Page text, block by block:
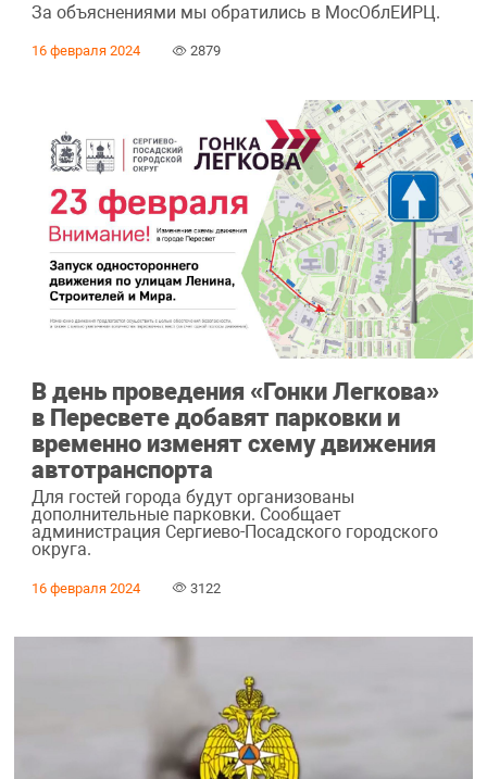
За объяснениями мы обратились в МосОблЕИРЦ.
16 февраля 2024 2879
В день проведения «Гонки Легкова»
в Пересвете добавят парковки и
временно изменят схему движения
автотранспорта
Для гостей города будут организованы
дополнительные парковки. Сообщает
администрация Сергиево-Посадского городского
округа.
16 февраля 2024 3122